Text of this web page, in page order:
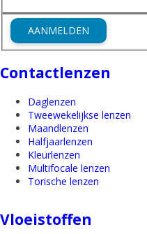
AANMELDEN
Contactlenzen
Daglenzen
Tweewekelijkse lenzen
Maandlenzen
Halfjaarlenzen
Kleurlenzen
Multifocale lenzen
Torische lenzen
Vloeistoffen